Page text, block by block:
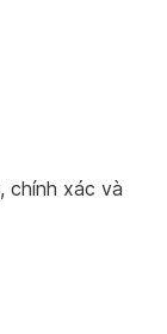
chính xác và